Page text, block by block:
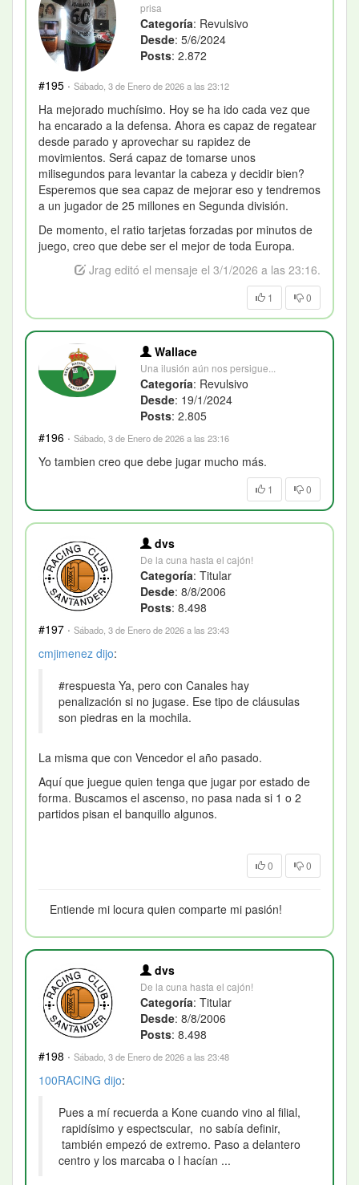
prisa
Categoría: Revulsivo
Desde: 5/6/2024
Posts: 2.872
#195 · Sábado, 3 de Enero de 2026 a las 23:12
Ha mejorado muchísimo. Hoy se ha ido cada vez que
ha encarado a la defensa. Ahora es capaz de regatear
desde parado y aprovechar su rapidez de
movimientos. Será capaz de tomarse unos
milisegundos para levantar la cabeza y decidir bien?
Esperemos que sea capaz de mejorar eso y tendremos
a un jugador de 25 millones en Segunda división.
De momento, el ratio tarjetas forzadas por minutos de
juego, creo que debe ser el mejor de toda Europa.
Jrag editó el mensaje el 3/1/2026 a las 23:16.
1 0
Wallace
Una ilusión aún nos persigue...
Categoría: Revulsivo
Desde: 19/1/2024
Posts: 2.805
#196 · Sábado, 3 de Enero de 2026 a las 23:16
Yo tambien creo que debe jugar mucho más.
1 0
dvs
De la cuna hasta el cajón!
Categoría: Titular
Desde: 8/8/2006
Posts: 8.498
#197 · Sábado, 3 de Enero de 2026 a las 23:43
cmjimenez dijo:
#respuesta Ya, pero con Canales hay
penalización si no jugase. Ese tipo de cláusulas
son piedras en la mochila.
La misma que con Vencedor el año pasado.
Aquí que juegue quien tenga que jugar por estado de
forma. Buscamos el ascenso, no pasa nada si 1 o 2
partidos pisan el banquillo algunos.
0 0
Entiende mi locura quien comparte mi pasión!
dvs
De la cuna hasta el cajón!
Categoría: Titular
Desde: 8/8/2006
Posts: 8.498
#198 · Sábado, 3 de Enero de 2026 a las 23:48
100RACING dijo:
Pues a mí recuerda a Kone cuando vino al filial,
rapidísimo y espectscular, no sabía definir,
también empezó de extremo. Paso a delantero
centro y los marcaba o l hacían ...